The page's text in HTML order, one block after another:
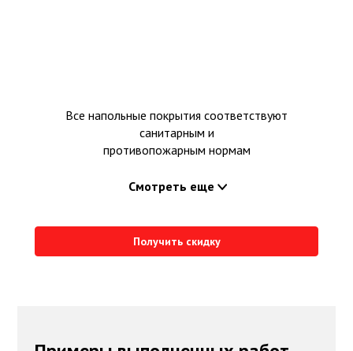
Все напольные покрытия соответствуют
санитарным и
противопожарным нормам
Смотреть еще
Получить скидку